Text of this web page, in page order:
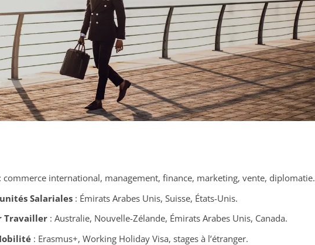
international, management, finance, marketing, vente, diplomatie.
Salariales: Émirats Arabes Unis, Suisse, États-Unis.
Travailler: Australie, Nouvelle-Zélande, Émirats Arabes Unis, Canada.
: Erasmus+, Working Holiday Visa, stages à l’étranger.